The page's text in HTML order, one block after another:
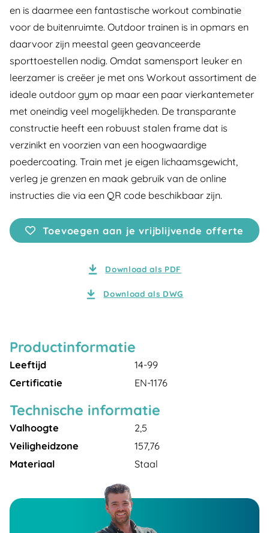
en is daarmee een fantastische workout combinatie
voor de buitenruimte. Outdoor trainen is in opmars en
daarvoor zijn meestal geen geavanceerde
sporttoestellen nodig. Omdat samensport leuker en
leerzamer is creëer je met ons Workout assortiment de
ideale outdoor gym op maar een paar vierkantemeter
met oneindig veel mogelijkheden. De transparante
constructie heeft een robuust stalen frame dat is
verzinikt en voorzien van een hoogwaardige
poedercoating. Train met je eigen lichaamsgewicht,
verleg je grenzen en maak gebruik van de online
instructies die via een QR code beschikbaar zijn.
Toevoegen aan je vrijblijvende offerte
Download als PDF
Download als DWG
Productinformatie
Leeftijd
14-99
Certificatie
EN-1176
Technische informatie
Valhoogte
2,5
Veiligheidzone
157,76
Materiaal
Staal